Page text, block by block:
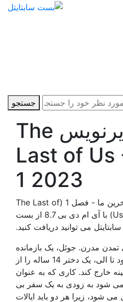
جستجو
دانلود زیرنویس The
Last of Us
1 2023
دانلود زیرنویس سریال آخرین ما - فصل 1 (The Last of
Us - Season 1 2023) با آی ام دی بی 8.7 از بست
سابتایتل می توانید دریافت کنید.
مدرن. جوئل، یک بازمانده
سرسخت، استخدام می شود تا الی، یک دختر 14 ساله را از
خارج کند. کاری که به عنوان
شود به زودی به یک سفر بی
شود، زیرا هر دو باید ایالات